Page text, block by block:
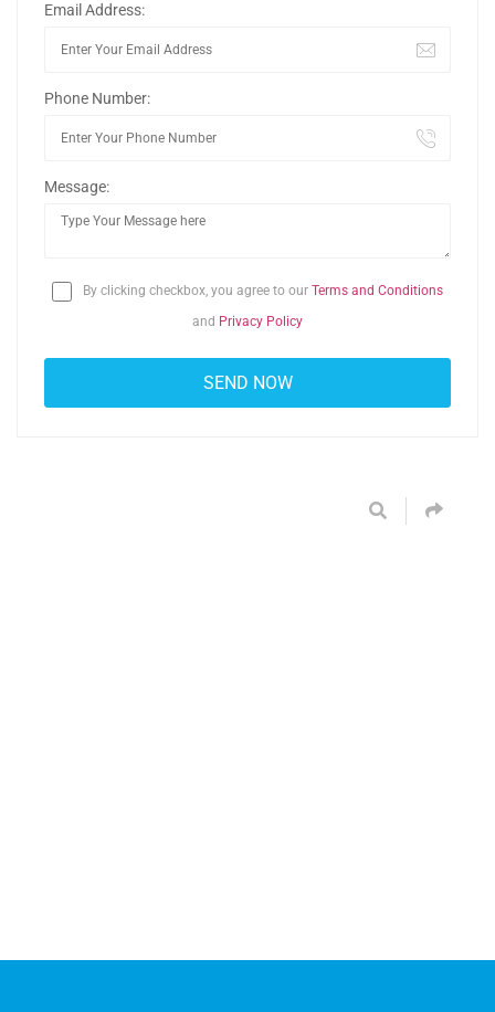
Email Address:
Phone Number:
Message:
By clicking checkbox, you agree to our Terms and Conditions
and Privacy Policy